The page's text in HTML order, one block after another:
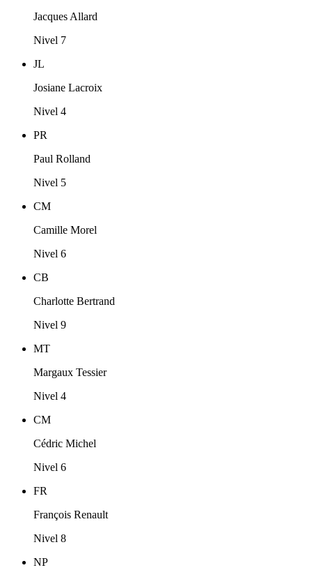
Jacques Allard
Nivel 7
JL
Josiane Lacroix
Nivel 4
PR
Paul Rolland
Nivel 5
CM
Camille Morel
Nivel 6
CB
Charlotte Bertrand
Nivel 9
MT
Margaux Tessier
Nivel 4
CM
Cédric Michel
Nivel 6
FR
François Renault
Nivel 8
NP